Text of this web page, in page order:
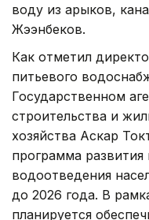
воду из арыков,
Жээнбеков.
Как отметил
питьевого
Государственном
строительства и
хозяйства Аскар
программа
водоотведения
до 2026 года. В
планируется